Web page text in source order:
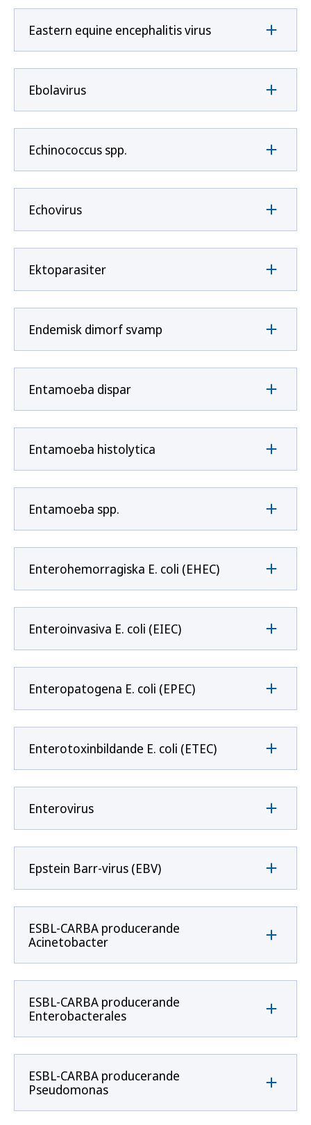
Eastern equine encephalitis virus
Ebolavirus
Echinococcus spp.
Echovirus
Ektoparasiter
Endemisk dimorf svamp
Entamoeba dispar
Entamoeba histolytica
Entamoeba spp.
Enterohemorragiska E. coli (EHEC)
Enteroinvasiva E. coli (EIEC)
Enteropatogena E. coli (EPEC)
Enterotoxinbildande E. coli (ETEC)
Enterovirus
Epstein Barr-virus (EBV)
ESBL-CARBA producerande
Acinetobacter
ESBL-CARBA producerande
Enterobacterales
ESBL-CARBA producerande
Pseudomonas